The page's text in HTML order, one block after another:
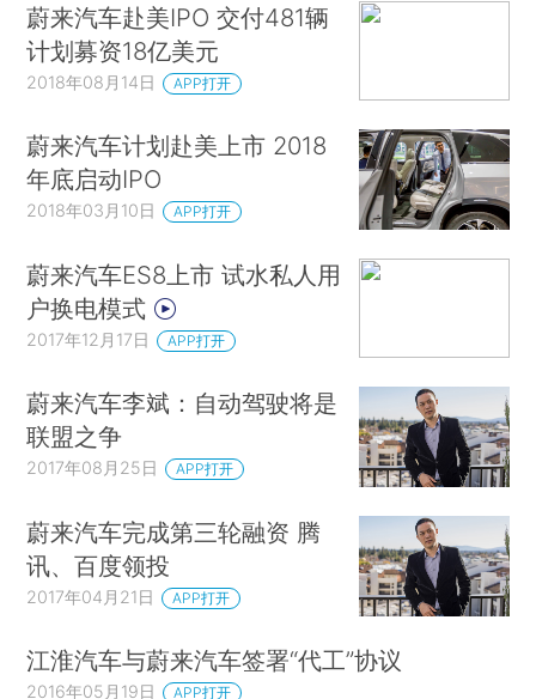
蔚来汽车赴美IPO 交付481辆
计划募资18亿美元
2018年08月14日 APP打开
蔚来汽车计划赴美上市 2018
年底启动IPO
2018年03月10日 APP打开
蔚来汽车ES8上市 试水私人用
户换电模式
2017年12月17日 APP打开
蔚来汽车李斌：自动驾驶将是
联盟之争
2017年08月25日 APP打开
蔚来汽车完成第三轮融资 腾
讯、百度领投
2017年04月21日 APP打开
江淮汽车与蔚来汽车签署“代工”协议
2016年05月19日 APP打开